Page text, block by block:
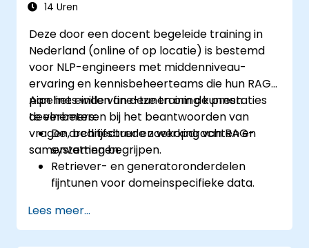
14 Uren
Deze door een docent begeleide training in
Nederland (online of op locatie) is bestemd
voor NLP-engineers met middenniveau-
ervaring en kennisbeheerteams die hun RAG-
pipelines willen fine-tunen om de prestaties
te verbeteren bij het beantwoorden van
vragen, bedrijfsbrede zoekopdrachten en
samenvattingen.
Aan het einde van deze training kunnen
deelnemers:
De architectuur en werking van RAG-
systemen begrijpen.
Retriever- en generatoronderdelen
fijntunen voor domeinspecifieke data.
verbeteringen doorvoeren met behulp
van PEFT-technieken.
Lees meer...